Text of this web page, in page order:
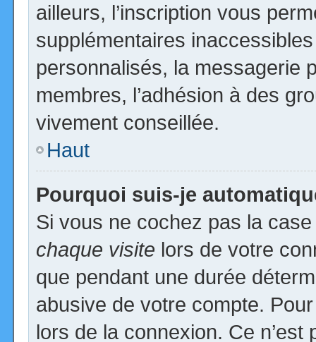
ailleurs, l’inscription vous
supplémentaires
personnalisés, la messagerie
membres, l’adhésion à des
vivement conseillée.
Haut
Pourquoi suis-je
Si vous ne cochez pas la
chaque visite lors de votre
que pendant une durée
abusive de votre compte.
lors de la connexion. Ce